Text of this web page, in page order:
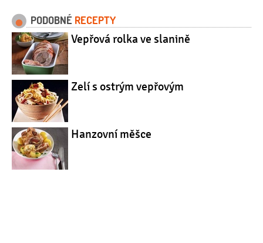
PODOBNÉ RECEPTY
Vepřová rolka ve slanině
Zelí s ostrým vepřovým
Hanzovní měšce